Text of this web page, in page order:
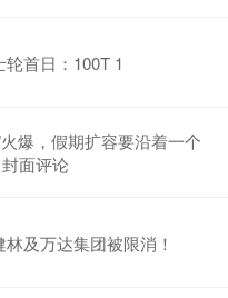
首日：100T 1
爆，假期扩容要沿着一个
面评论
及万达集团被限消！